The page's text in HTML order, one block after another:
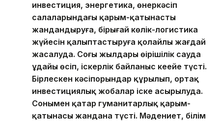
инвестиция, энергетика, өнеркәсіп
салаларындағы қарым-қатынасты
жандандыруға, бірыңғай көлік-логистика
жүйесін қалыптастыруға қолайлы жағдай
жасалуда. Соңғы жылдары өңірішілік сауда
ұдайы өсіп, іскерлік байланыс кеңейе түсті.
Бірлескен кәсіпорындар құрылып, ортақ
инвестициялық жобалар іске асырылуда.
Сонымен қатар гуманитарлық қарым-
қатынасы жандана түсті. Мәдениет, білім